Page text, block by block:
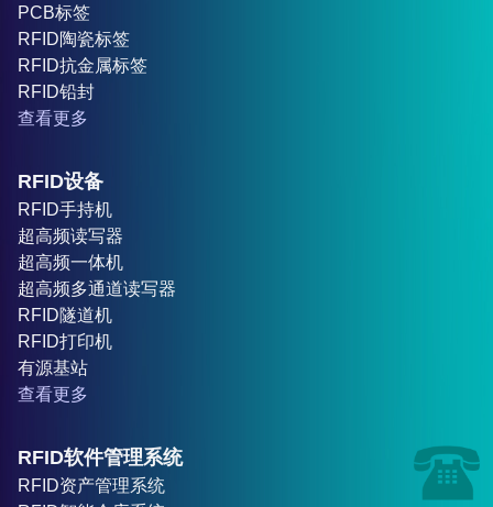
PCB标签
RFID陶瓷标签
RFID抗金属标签
RFID铅封
查看更多
RFID设备
RFID手持机
超高频读写器
超高频一体机
超高频多通道读写器
RFID隧道机
RFID打印机
有源基站
查看更多
RFID软件管理系统
RFID资产管理系统